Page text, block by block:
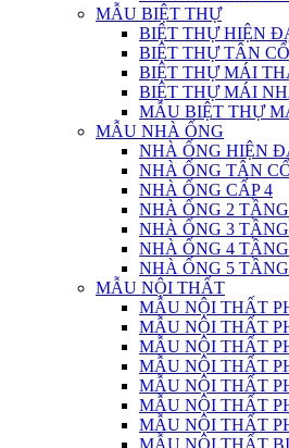
MẪU BIỆT THỰ
BIỆT THỰ HIỆN
BIỆT THỰ TÂN
BIỆT THỰ MÁI
BIỆT THỰ MÁI
MẪU BIỆT THỰ
MẪU NHÀ ỐNG
NHÀ ỐNG HIỆN
NHÀ ỐNG TÂN
NHÀ ỐNG CẤP 4
NHÀ ỐNG 2 TẦNG
NHÀ ỐNG 3 TẦNG
NHÀ ỐNG 4 TẦNG
NHÀ ỐNG 5 TẦNG
MẪU NỘI THẤT
MẪU NỘI THẤT
MẪU NỘI THẤT
MẪU NỘI THẤT
MẪU NỘI THẤT
MẪU NỘI THẤT
MẪU NỘI THẤT
MẪU NỘI THẤT
MẪU NỘI THẤT